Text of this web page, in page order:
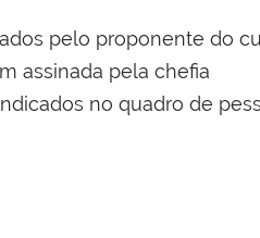
pelo proponente do
assinada pela chefia
no quadro de